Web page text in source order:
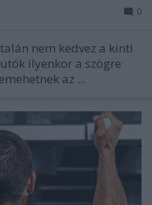
0
nem kedvez a kinti
ilyenkor a szögre
az ...